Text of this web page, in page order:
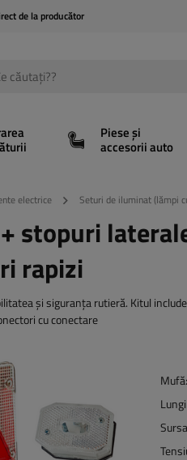
de la producător
Piese și
accesorii auto
electrice Seturi de iluminat (lămpi
stopuri
rapizi
și siguranța rutieră. Kitul include
cu conectare
Mufă